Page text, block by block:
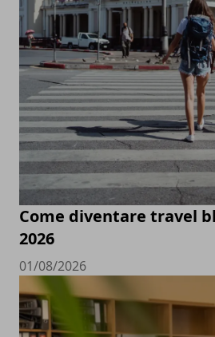
Come diventare travel
2026
01/08/2026